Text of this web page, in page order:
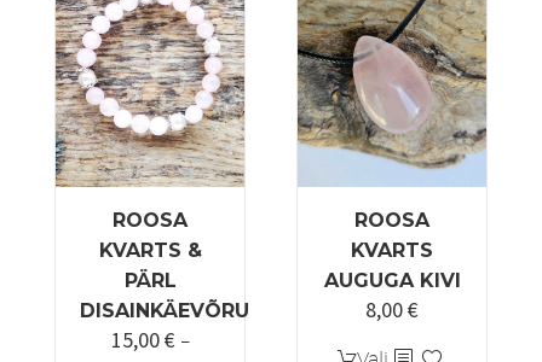
Valikuid
saab
teha
tootelehel.
ROOSA
KVARTS &
PÄRL
DISAINKÄEVÕRU
15,00€ –
ROOSA
KVARTS
AUGUGA KIVI
8,00€